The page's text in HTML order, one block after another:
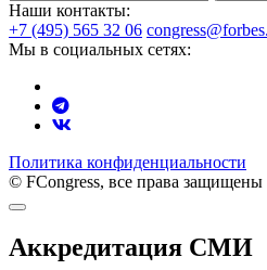
Наши контакты:
+7 (495) 565 32 06
Мы в социальных сетях:
Политика конфиденциальности
© FCongress, все права защищены
Аккредитация СМИ